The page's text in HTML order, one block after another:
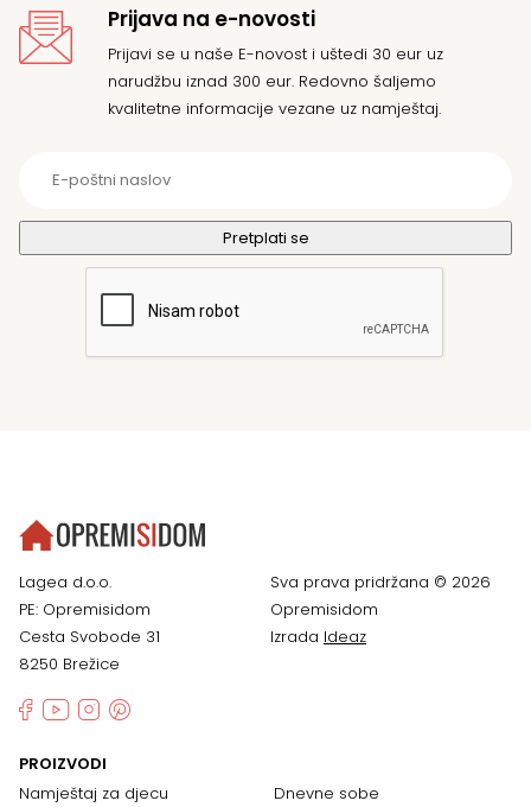
Prijava na e-novosti
Prijavi se u naše E-novost i uštedi 30 eur uz
narudžbu iznad 300 eur. Redovno šaljemo
kvalitetne informacije vezane uz namještaj.
Lagea d.o.o.
PE: Opremisidom
Cesta Svobode 31
8250 Brežice
Sva prava pridržana © 2026
Opremisidom
Izrada Ideaz
PROIZVODI
Namještaj za djecu
Dnevne sobe